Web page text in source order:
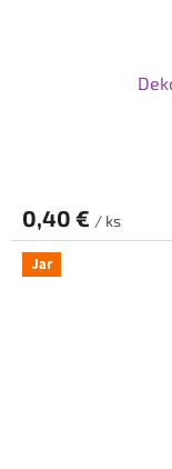
0,40 € / ks
Jar